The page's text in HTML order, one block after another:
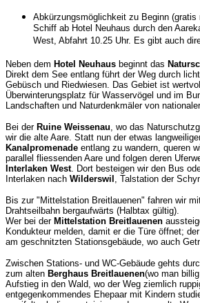
Abkürzungsmöglichkeit zu Beginn
Schiff ab Hotel Neuhaus durch den
West, Abfahrt 10.25 Uhr. Es gibt auch
Neben dem Hotel Neuhaus beginnt das
Direkt dem See entlang führt der Weg durch
Gebüsch und Riedwiesen. Das Gebiet ist
Überwinterungsplatz für Wasservögel und im
Landschaften und Naturdenkmäler von
Bei der Ruine Weissenau, wo das
wir die alte Aare. Statt nun der etwas
Kanalpromenade entlang zu wandern, queren
parallel fliessenden Aare und folgen deren
Interlaken West. Dort besteigen wir den Bus
Interlaken nach Wilderswil , Talstation der
Bis zur "Mittelstation Breitlauenen" fahren wir
Drahtseilbahn bergaufwärts (Halbtax gültig).
Wer bei der Mittelstation Breitlauenen
Kondukteur melden, damit er die Türe öffnet;
am geschnitzten Stationsgebäude, wo auch
Zwischen Stations- und WC-Gebäude gehts
zum alten Berghaus Breitlauenen(wo man
Aufstieg in den Wald, wo der Weg ziemlich
entgegenkommendes Ehepaar mit Kindern